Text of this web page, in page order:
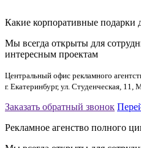
Какие корпоративные подарки
Мы всегда открыты для
интересным проектам
Центральный офис рекламного
г. Екатеринбург, ул. Студенческая,
Заказать обратный звонок
Рекламное агенство полного